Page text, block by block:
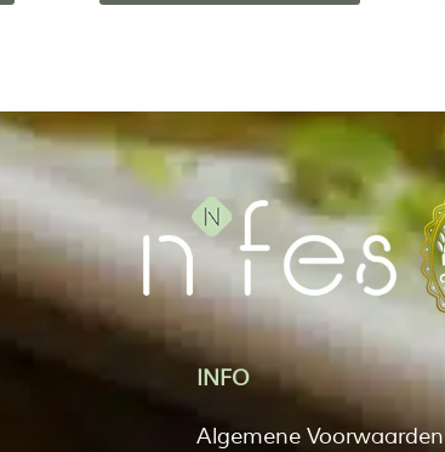
INFO
Algemene Voorwaarden